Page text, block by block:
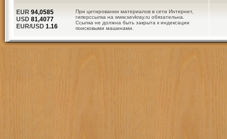
При цитировании материалов в сети Интернет,
гиперссылка на www.sevkray.ru обязательна.
Ссылка не должна быть закрыта к индексации
поисковыми машинами.
EUR 94,0585
USD 81,4077
EUR/USD 1.16